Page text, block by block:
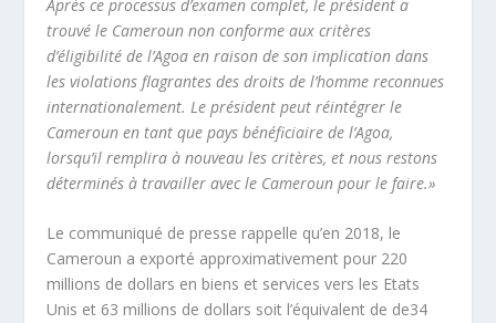
Après ce processus d’examen complet, le président a
trouvé le Cameroun non conforme aux critères
d’éligibilité de l’Agoa en raison de son implication dans
les violations flagrantes des droits de l’homme reconnues
internationalement. Le président peut réintégrer le
Cameroun en tant que pays bénéficiaire de l’Agoa,
lorsqu’il remplira à nouveau les critères, et nous restons
déterminés à travailler avec le Cameroun pour le faire.»
Le communiqué de presse rappelle qu’en 2018, le
Cameroun a exporté approximativement pour 220
millions de dollars en biens et services vers les Etats
Unis et 63 millions de dollars soit l’équivalent de de34